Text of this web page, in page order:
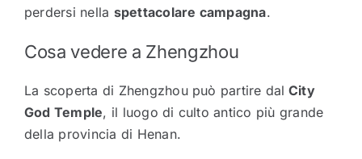
perdersi nella spettacolare campagna.
Cosa vedere a Zhengzhou
La scoperta di Zhengzhou può partire dal City
God Temple, il luogo di culto antico più grande
della provincia di Henan.